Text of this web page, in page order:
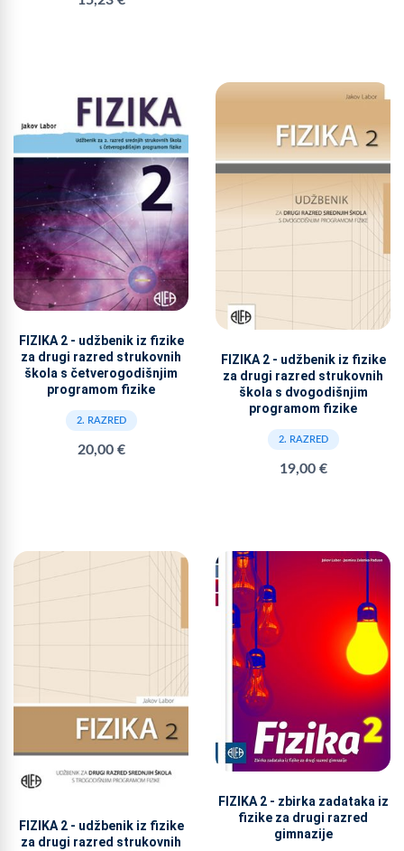
FIZIKA 2 - udžbenik iz fizike
za drugi razred strukovnih
škola s četverogodišnjim
programom fizike
2. RAZRED
20,00 €
FIZIKA 2 - udžbenik iz fizike
za drugi razred strukovnih
škola s dvogodišnjim
programom fizike
2. RAZRED
19,00 €
FIZIKA 2 - udžbenik iz fizike
za drugi razred strukovnih
FIZIKA 2 - zbirka zadataka iz
fizike za drugi razred
gimnazije